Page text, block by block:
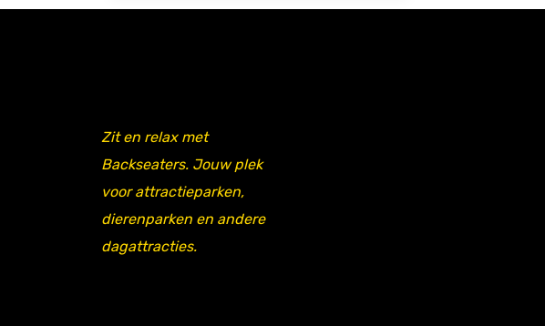
Zit en relax met
Backseaters. Jouw plek
voor attractieparken,
dierenparken en andere
dagattracties.